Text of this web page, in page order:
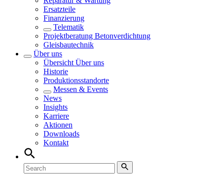
Ersatzteile
Finanzierung
Telematik
Projektberatung Betonverdichtung
Gleisbautechnik
Über uns
Übersicht Über uns
Historie
Produktionsstandorte
Messen & Events
News
Insights
Karriere
Aktionen
Downloads
Kontakt